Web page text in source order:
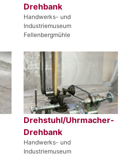
Drehbank
Handwerks- und
Industriemuseum
Fellenbergmühle
Drehstuhl/Uhrmacher-
Drehbank
Handwerks- und
Industriemuseum